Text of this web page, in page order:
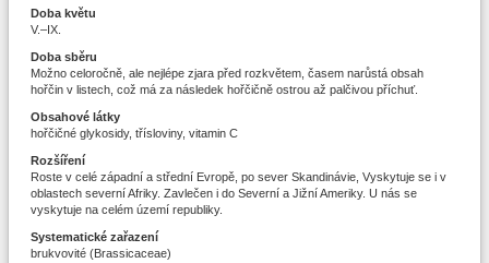
Doba květu
V.–IX.
Doba sběru
Možno celoročně, ale nejlépe zjara před rozkvětem, časem narůstá obsah
hořčin v listech, což má za následek hořčičně ostrou až palčivou příchuť.
Obsahové látky
hořčičné glykosidy, třísloviny, vitamin C
Rozšíření
Roste v celé západní a střední Evropě, po sever Skandinávie, Vyskytuje se i v
oblastech severní Afriky. Zavlečen i do Severní a Jižní Ameriky. U nás se
vyskytuje na celém území republiky.
Systematické zařazení
brukvovité (Brassicaceae)